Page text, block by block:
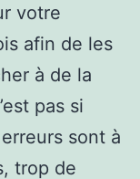
votre
afin de les
à de la
pas si
sont à
trop de